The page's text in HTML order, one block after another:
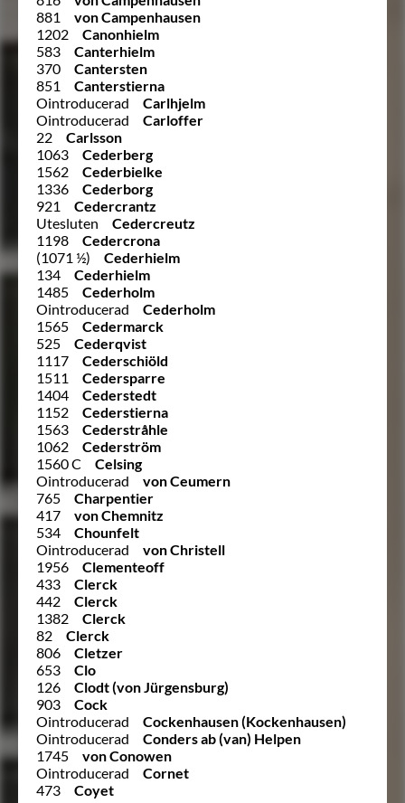
881
von Campenhausen
1202
Canonhielm
583
Canterhielm
370
Cantersten
851
Canterstierna
Ointroducerad
Carlhjelm
Ointroducerad
Carloffer
22
Carlsson
1063
Cederberg
1562
Cederbielke
1336
Cederborg
921
Cedercrantz
Utesluten
Cedercreutz
1198
Cedercrona
(1071 ½)
Cederhielm
134
Cederhielm
1485
Cederholm
Ointroducerad
Cederholm
1565
Cedermarck
525
Cederqvist
1117
Cederschiöld
1511
Cedersparre
1404
Cederstedt
1152
Cederstierna
1563
Cederstråhle
1062
Cederström
1560 C
Celsing
Ointroducerad
von Ceumern
765
Charpentier
417
von Chemnitz
534
Chounfelt
Ointroducerad
von Christell
1956
Clementeoff
433
Clerck
442
Clerck
1382
Clerck
82
Clerck
806
Cletzer
653
Clo
126
Clodt (von Jürgensburg)
903
Cock
Ointroducerad
Cockenhausen (Kockenhausen)
Ointroducerad
Conders ab (van) Helpen
1745
von Conowen
Ointroducerad
Cornet
473
Coyet